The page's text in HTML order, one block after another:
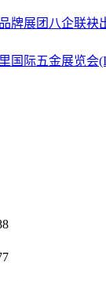
牌展团八企联袂
国际五金展览会